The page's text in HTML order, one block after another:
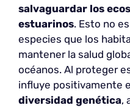
salvaguardar los
estuarinos. Esto no
especies que los
mantener la salud
océanos. Al proteger
influye positivamente
diversidad genética,